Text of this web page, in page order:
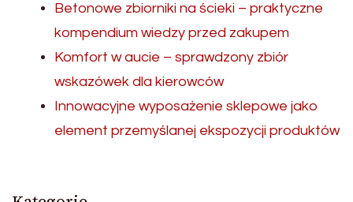
Betonowe zbiorniki na ścieki – praktyczne
kompendium wiedzy przed zakupem
Komfort w aucie – sprawdzony zbiór
wskazówek dla kierowców
Innowacyjne wyposażenie sklepowe jako
element przemyślanej ekspozycji produktów